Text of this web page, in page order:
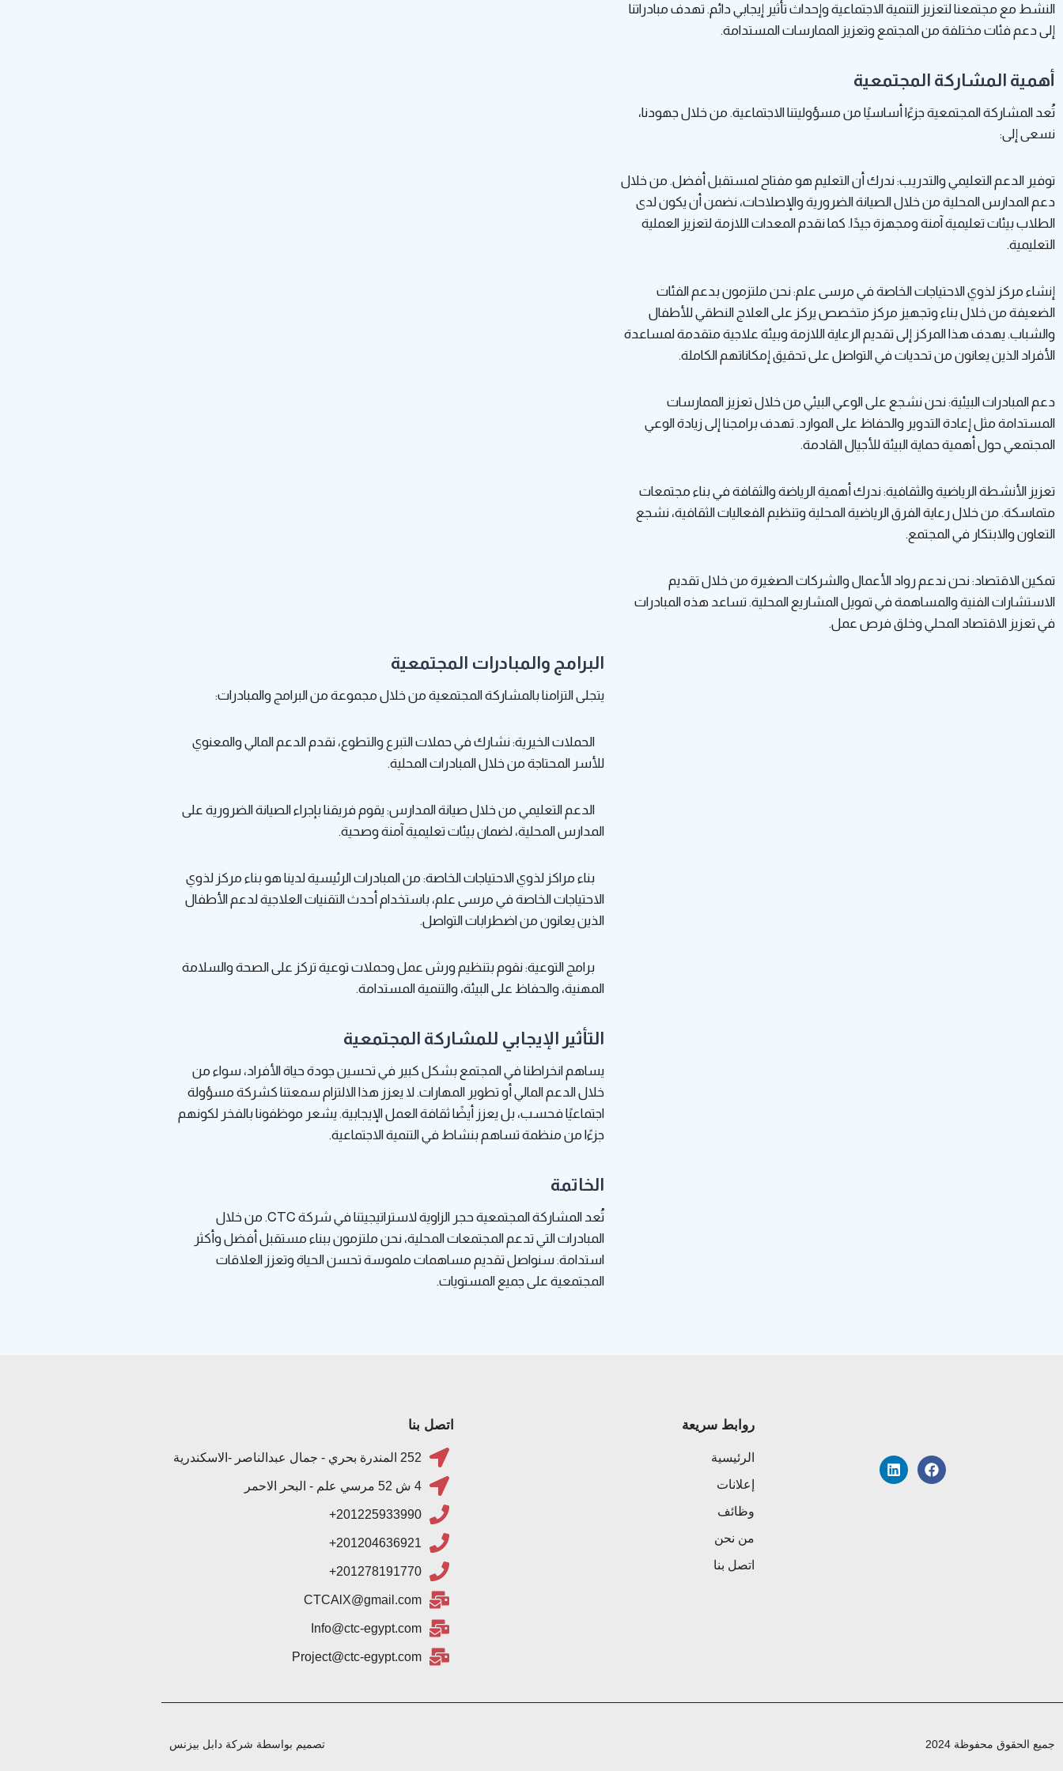
النشط مع مجتمعنا لتعزيز التنمية الاجتماعية وإحداث تأثير إيجابي دائم. تهدف مبادراتنا
إلى دعم فئات مختلفة من المجتمع وتعزيز الممارسات المستدامة.
أهمية المشاركة المجتمعية
تُعد المشاركة المجتمعية جزءًا أساسيًا من مسؤوليتنا الاجتماعية. من خلال جهودنا،
نسعى إلى:
توفير الدعم التعليمي والتدريب: ندرك أن التعليم هو مفتاح لمستقبل أفضل. من خلال
دعم المدارس المحلية من خلال الصيانة الضرورية والإصلاحات، نضمن أن يكون لدى
الطلاب بيئات تعليمية آمنة ومجهزة جيدًا. كما نقدم المعدات اللازمة لتعزيز العملية
التعليمية.
إنشاء مركز لذوي الاحتياجات الخاصة في مرسى علم: نحن ملتزمون بدعم الفئات
الضعيفة من خلال بناء وتجهيز مركز متخصص يركز على العلاج النطقي للأطفال
والشباب. يهدف هذا المركز إلى تقديم الرعاية اللازمة وبيئة علاجية متقدمة لمساعدة
الأفراد الذين يعانون من تحديات في التواصل على تحقيق إمكاناتهم الكاملة.
دعم المبادرات البيئية: نحن نشجع على الوعي البيئي من خلال تعزيز الممارسات
المستدامة مثل إعادة التدوير والحفاظ على الموارد. تهدف برامجنا إلى زيادة الوعي
المجتمعي حول أهمية حماية البيئة للأجيال القادمة.
تعزيز الأنشطة الرياضية والثقافية: ندرك أهمية الرياضة والثقافة في بناء مجتمعات
متماسكة. من خلال رعاية الفرق الرياضية المحلية وتنظيم الفعاليات الثقافية، نشجع
التعاون والابتكار في المجتمع.
تمكين الاقتصاد: نحن ندعم رواد الأعمال والشركات الصغيرة من خلال تقديم
الاستشارات الفنية والمساهمة في تمويل المشاريع المحلية. تساعد هذه المبادرات
في تعزيز الاقتصاد المحلي وخلق فرص عمل.
البرامج والمبادرات المجتمعية
يتجلى التزامنا بالمشاركة المجتمعية من خلال مجموعة من البرامج والمبادرات:
الحملات الخيرية: نشارك في حملات التبرع والتطوع، نقدم الدعم المالي والمعنوي
للأسر المحتاجة من خلال المبادرات المحلية.
الدعم التعليمي من خلال صيانة المدارس: يقوم فريقنا بإجراء الصيانة الضرورية على
المدارس المحلية، لضمان بيئات تعليمية آمنة وصحية.
بناء مراكز لذوي الاحتياجات الخاصة: من المبادرات الرئيسية لدينا هو بناء مركز لذوي
الاحتياجات الخاصة في مرسى علم، باستخدام أحدث التقنيات العلاجية لدعم الأطفال
الذين يعانون من اضطرابات التواصل.
برامج التوعية: نقوم بتنظيم ورش عمل وحملات توعية تركز على الصحة والسلامة
المهنية، والحفاظ على البيئة، والتنمية المستدامة.
التأثير الإيجابي للمشاركة المجتمعية
يساهم انخراطنا في المجتمع بشكل كبير في تحسين جودة حياة الأفراد، سواء من
خلال الدعم المالي أو تطوير المهارات. لا يعزز هذا الالتزام سمعتنا كشركة مسؤولة
اجتماعيًا فحسب، بل يعزز أيضًا ثقافة العمل الإيجابية. يشعر موظفونا بالفخر لكونهم
جزءًا من منظمة تساهم بنشاط في التنمية الاجتماعية.
الخاتمة
تُعد المشاركة المجتمعية حجر الزاوية لاستراتيجيتنا في شركة CTC. من خلال
المبادرات التي تدعم المجتمعات المحلية، نحن ملتزمون ببناء مستقبل أفضل وأكثر
استدامة. سنواصل تقديم مساهمات ملموسة تحسن الحياة وتعزز العلاقات
المجتمعية على جميع المستويات.
روابط سريعة
الرئيسية
إعلانات
وظائف
من نحن
اتصل بنا
اتصل بنا
252 المندرة بحري - جمال عبدالناصر -الاسكندرية
4 ش 52 مرسي علم - البحر الاحمر
201225933990+
201204636921+
201278191770+
CTCAlX@gmail.com
Info@ctc-egypt.com
Project@ctc-egypt.com
جميع الحقوق محفوظة 2024 تصميم بواسطة شركة دابل بيزنس